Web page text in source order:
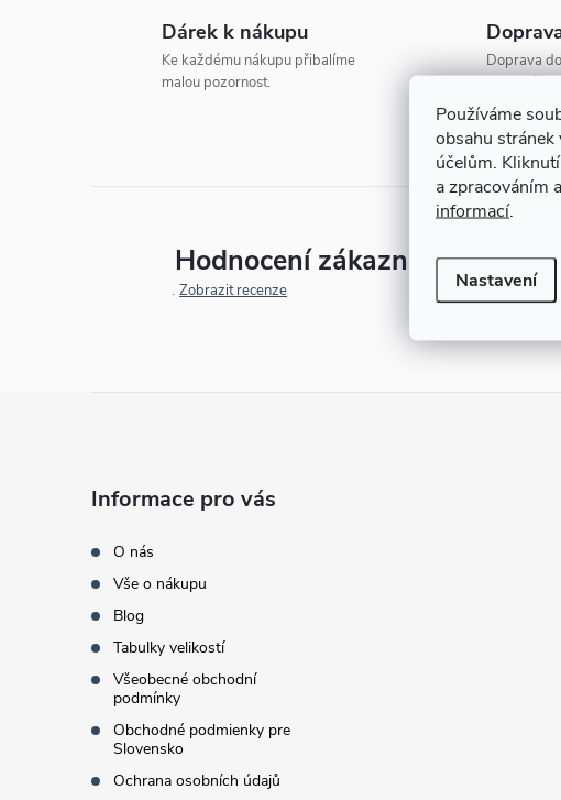
Používáme
obsahu
účelům.
a zpracováním
informací.
Nastavení
Dárek k nákupu
Ke každému nákupu přibalíme
malou pozornost.
Doprava
Hodnocení zákazníků
Zobrazit recenze
Informace pro vás
O nás
Vše o nákupu
Blog
Tabulky velikostí
Všeobecné obchodní
podmínky
Obchodné podmienky pre
Slovensko
Ochrana osobních údajů